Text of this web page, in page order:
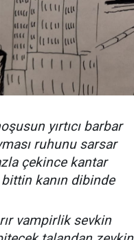
yırtıcı barbar
ruhunu sarsar
çekince kantar
kanın dibinde
vampirlik sevkin